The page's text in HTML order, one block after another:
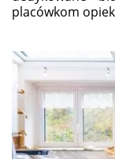
placówkom